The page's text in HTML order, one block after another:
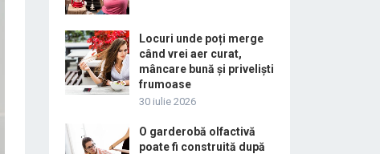
Locuri unde poți merge
când vrei aer curat,
mâncare bună și priveliști
frumoase
30 iulie 2026
O garderobă olfactivă
poate fi construită după